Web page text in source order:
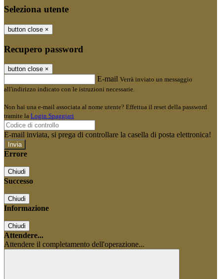
Seleziona utente
button close ×
Recupero password
button close ×
E-mail Verrà inviato un messaggio
all'indirizzo indicato con le istruzioni necessarie.
Non hai una e-mail associata al nome utente? Effettua il reset della password
tramite la Login Spaggiari
E-mail inviata, si prega di controllare la casella di posta elettronica!
Errore
Chiudi
Successo
Chiudi
Informazione
Chiudi
Attendere...
Attendere il completamento dell'operazione...